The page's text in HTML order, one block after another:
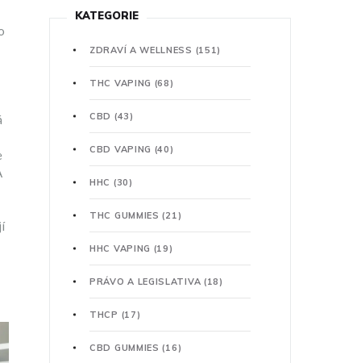
KATEGORIE
ZDRAVÍ A WELLNESS (151)
THC VAPING (68)
CBD (43)
CBD VAPING (40)
HHC (30)
THC GUMMIES(21)
HHC VAPING (19)
PRÁVO A LEGISLATIVA (18)
THCP (17)
CBD GUMMIES(16)